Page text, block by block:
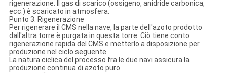
rigenerazione. Il gas di scarico (ossigeno, anidride carbonica,
ecc.) è scaricato in atmosfera.
Punto 3: Rigenerazione
Per rigenerare il CMS nella nave, la parte dell'azoto prodotto
dall'altra torre è purgata in questa torre. Ciò tiene conto
rigenerazione rapida del CMS e metterlo a disposizione per
produzione nel ciclo seguente.
La natura ciclica del processo fra le due navi assicura la
produzione continua di azoto puro.